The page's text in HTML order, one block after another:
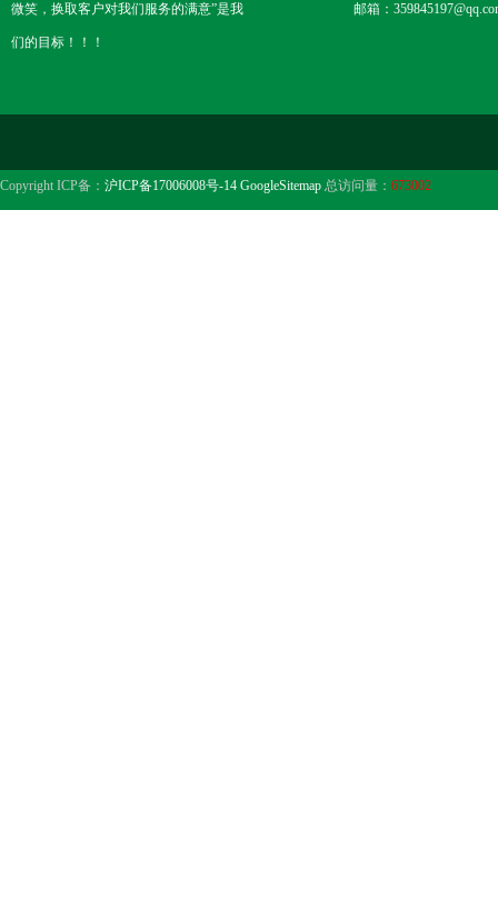
微笑，换取客户对我们服务的满意”是我
们的目标！！！
邮箱：
Copyright ICP备： 沪ICP备17006008号-14 GoogleSitemap 总访问量： 673002